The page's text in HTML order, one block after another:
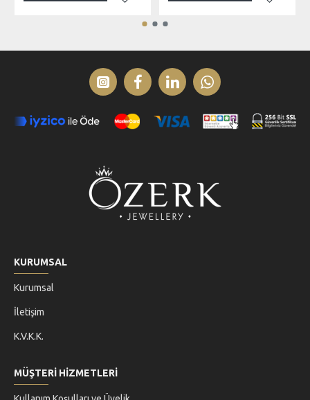
KURUMSAL
Kurumsal
İletişim
K.V.K.K.
MÜŞTERİ HİZMETLERİ